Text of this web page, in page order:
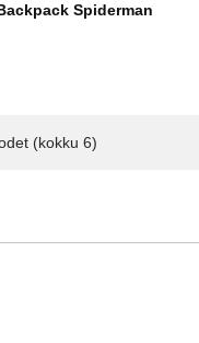
Spiderman
(kokku 6)